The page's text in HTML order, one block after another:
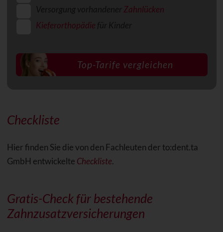
Versorgung vorhandenerZahnlücken
Kieferorthopädie für Kinder
Checkliste
Hier finden Sie die von den Fachleuten der to:dent.ta
GmbH entwickelte Checkliste.
Gratis-Check für bestehende
Zahnzusatzversicherungen